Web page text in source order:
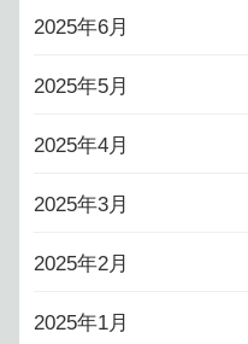
2025年6月
2025年5月
2025年4月
2025年3月
2025年2月
2025年1月